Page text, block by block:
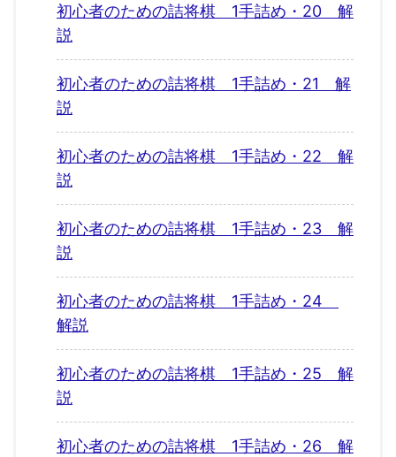
初心者のための詰将棋 1手詰め・20 解
説
初心者のための詰将棋 1手詰め・21 解
説
初心者のための詰将棋 1手詰め・22 解
説
初心者のための詰将棋 1手詰め・23 解
説
初心者のための詰将棋 1手詰め・24
解説
初心者のための詰将棋 1手詰め・25 解
説
初心者のための詰将棋 1手詰め・26 解